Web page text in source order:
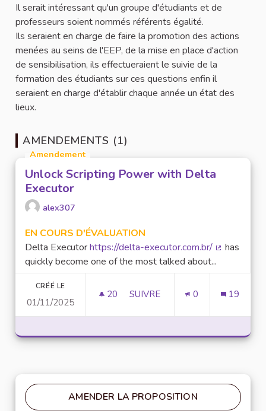
Il serait intéressant qu'un groupe d'étudiants et de
professeurs soient nommés référents égalité.
Ils seraient en charge de faire la promotion des actions
menées au seins de l'EEP, de la mise en place d'action
de sensibilisation, ils effectueraient le suivie de la
formation des étudiants sur ces questions enfin il
seraient en charge d'établir chaque année un état des
lieux.
AMENDEMENTS (1)
Amendement
Unlock Scripting Power with Delta
Executor
alex307
EN COURS D'ÉVALUATION
Delta Executorhttps://delta-executor.com.br/
has
quickly become one of the most talked about...
CRÉÉ LE
01/11/2025
20 20 ABONNÉS
SUIVRE 0 19
AMENDER LA PROPOSITION